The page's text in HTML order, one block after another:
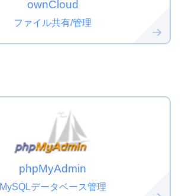
ownCloud
ファイル共有/管理
phpMyAdmin
MySQLデータベース管理